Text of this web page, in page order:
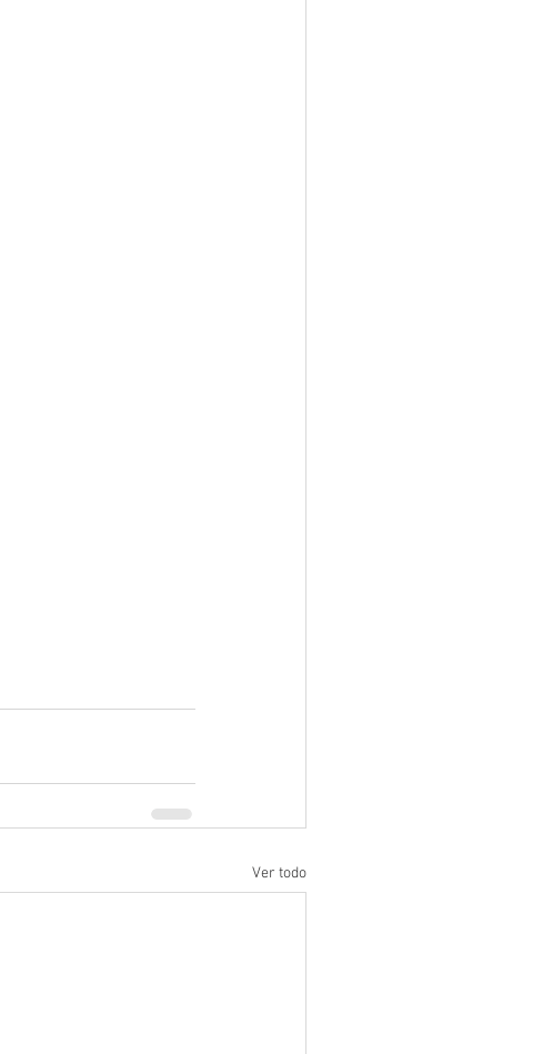
Ver todo